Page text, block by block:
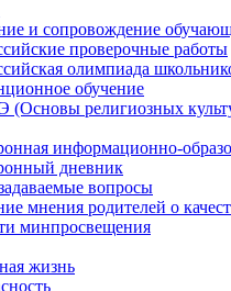
и сопровождение
проверочные работы
олимпиада
обучение
религиозных
информационно-
дневник
вопросы
мнения родителей о
минпросвещения
жизнь